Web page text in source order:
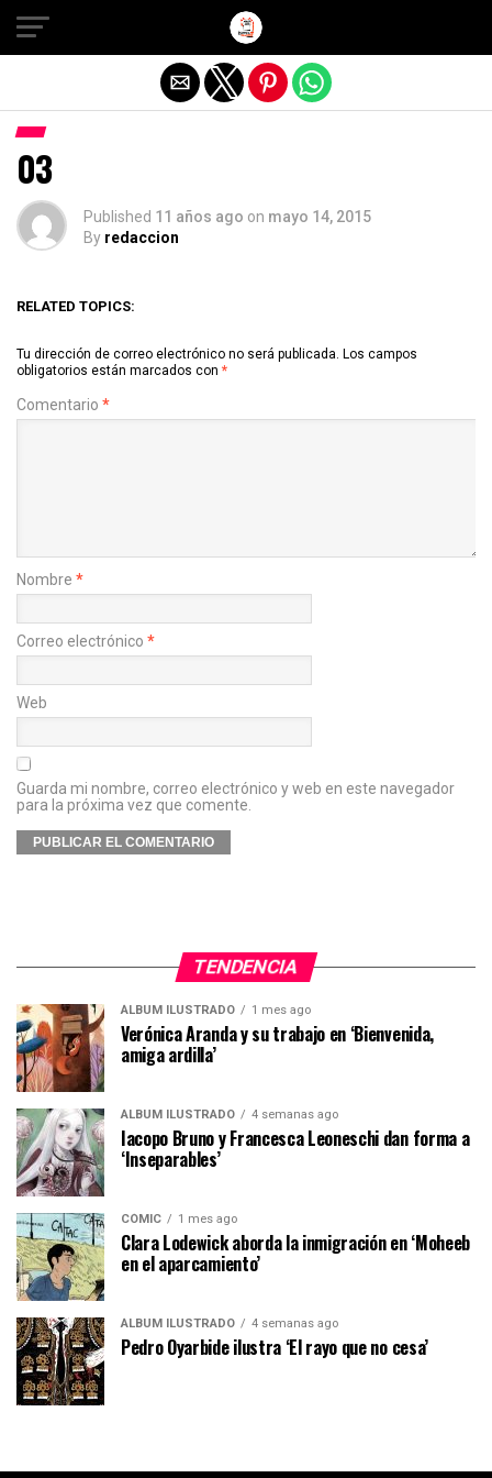
03
Published 11 años ago on mayo 14, 2015
By redaccion
RELATED TOPICS:
Tu dirección de correo electrónico no será publicada. Los campos
obligatorios están marcados con *
Comentario *
Nombre *
Correo electrónico *
Web
Guarda mi nombre, correo electrónico y web en este navegador
para la próxima vez que comente.
TENDENCIA
ÁLBUM ILUSTRADO 1 mes ago
Verónica Aranda y su trabajo en ‘Bienvenida,
amiga ardilla’
ÁLBUM ILUSTRADO 4 semanas ago
Iacopo Bruno y Francesca Leoneschi dan forma a
‘Inseparables’
CÓMIC 1 mes ago
Clara Lodewick aborda la inmigración en ‘Moheeb
en el aparcamiento’
ÁLBUM ILUSTRADO 4 semanas ago
Pedro Oyarbide ilustra ‘El rayo que no cesa’
Salir de la versión móvil